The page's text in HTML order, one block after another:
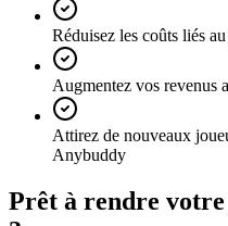
Réduisez les coûts liés
Augmentez vos revenus
Attirez de nouveaux
Anybuddy
Prêt à rendre